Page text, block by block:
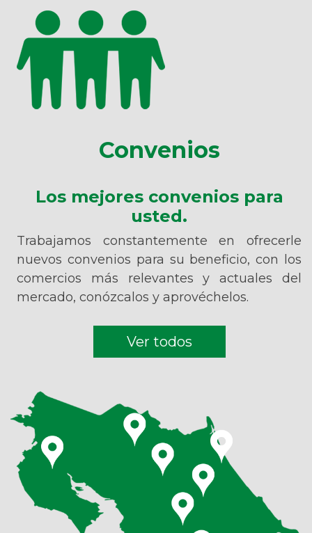
Convenios
Los mejores convenios para
usted.
Trabajamos constantemente en ofrecerle
nuevos convenios para su beneficio, con los
comercios más relevantes y actuales del
mercado, conózcalos y aprovéchelos.
Ver todos